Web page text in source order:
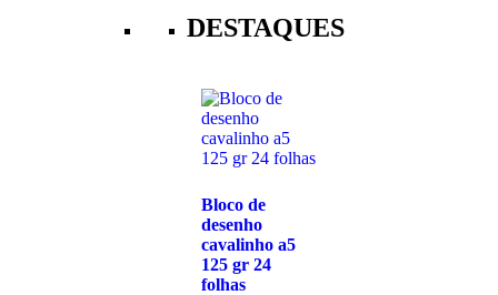
DESTAQUES
Bloco de
desenho
cavalinho a5
125 gr 24
folhas